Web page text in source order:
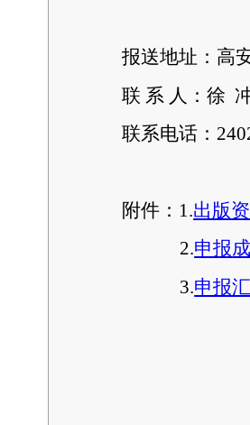
报送地址：高
联 系 人：徐
联系电话：
附件：1.出版
2.申报
3.申报